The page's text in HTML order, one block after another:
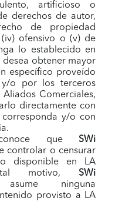
artificioso o
derechos de autor,
de propiedad
ofensivo o (v) de
lo establecido en
desea obtener mayor
específico proveído
y/o por los terceros
Comerciales,
directamente con
y/o con
que SWi
controlar o censurar
disponible en LA
tal motivo, SWi
ninguna
provisto a LA